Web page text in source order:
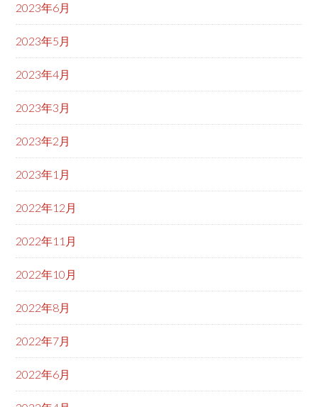
2023年6月
2023年5月
2023年4月
2023年3月
2023年2月
2023年1月
2022年12月
2022年11月
2022年10月
2022年8月
2022年7月
2022年6月